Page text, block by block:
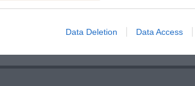
Data Deletion Data Access